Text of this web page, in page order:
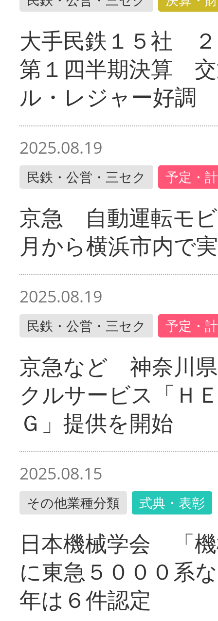
大手民鉄１５社
第１四半期決算
ル・レジャー好調
2025.08.19
民鉄・公営・三セク 予定・
京急 自動運転モ
月から横浜市内で
2025.08.19
民鉄・公営・三セク 予定・
京急など 神奈川
クルサービス「Ｈ
Ｇ」提供を開始
2025.08.15
その他業種分類 式典・表彰
日本機械学会 「
に東急５０００系
年は６件認定